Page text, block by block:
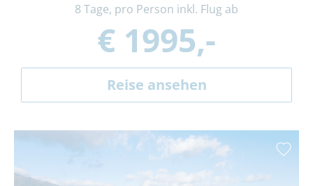
8 Tage, pro Person inkl. Flug ab
€ 1995,-
Reise ansehen